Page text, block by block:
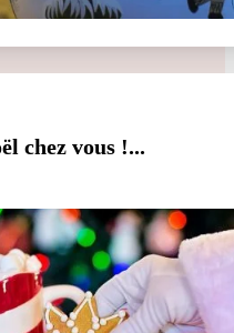
chez vous !...